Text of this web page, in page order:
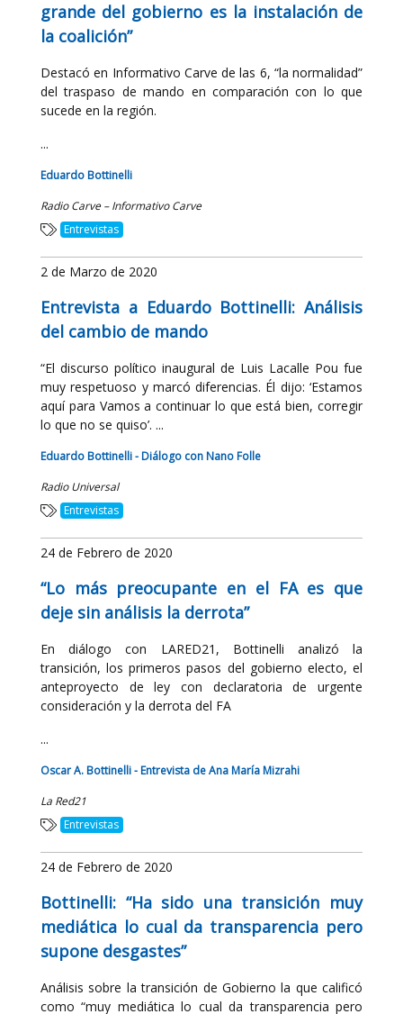
grande del gobierno es la instalación de
la coalición”
Destacó en Informativo Carve de las 6, “la normalidad”
del traspaso de mando en comparación con lo que
sucede en la región.
...
Eduardo Bottinelli
Radio Carve – Informativo Carve
Entrevistas
2 de Marzo de 2020
Entrevista a Eduardo Bottinelli: Análisis
del cambio de mando
“El discurso político inaugural de Luis Lacalle Pou fue
muy respetuoso y marcó diferencias. Él dijo: ‘Estamos
aquí para Vamos a continuar lo que está bien, corregir
lo que no se quiso’. ...
Eduardo Bottinelli - Diálogo con Nano Folle
Radio Universal
Entrevistas
24 de Febrero de 2020
“Lo más preocupante en el FA es que
deje sin análisis la derrota”
En diálogo con LARED21, Bottinelli analizó la
transición, los primeros pasos del gobierno electo, el
anteproyecto de ley con declaratoria de urgente
consideración y la derrota del FA
...
Oscar A. Bottinelli - Entrevista de Ana María Mizrahi
La Red21
Entrevistas
24 de Febrero de 2020
Bottinelli: “Ha sido una transición muy
mediática lo cual da transparencia pero
supone desgastes”
Análisis sobre la transición de Gobierno la que calificó
como “muy mediática lo cual da transparencia pero